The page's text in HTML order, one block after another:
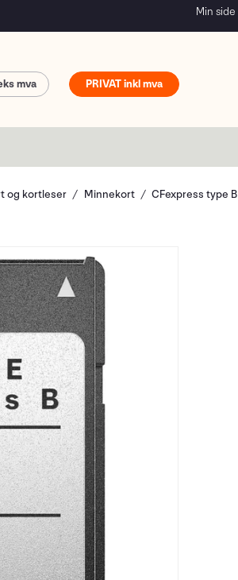
Min side
PRIVAT
og kortleser Minnekort CFexpress type B